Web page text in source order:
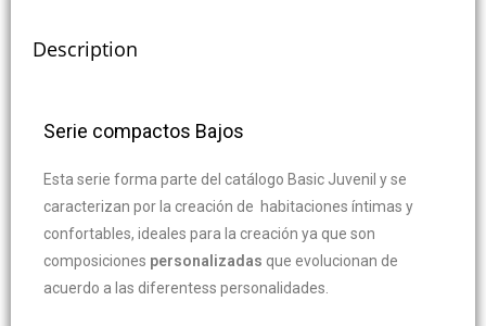
Description
Serie compactos Bajos
Esta serie forma parte del catálogo Basic Juvenil y se
caracterizan por la creación de habitaciones íntimas y
confortables, ideales para la creación ya que son
composiciones personalizadas que evolucionan de
acuerdo a las diferentess personalidades.